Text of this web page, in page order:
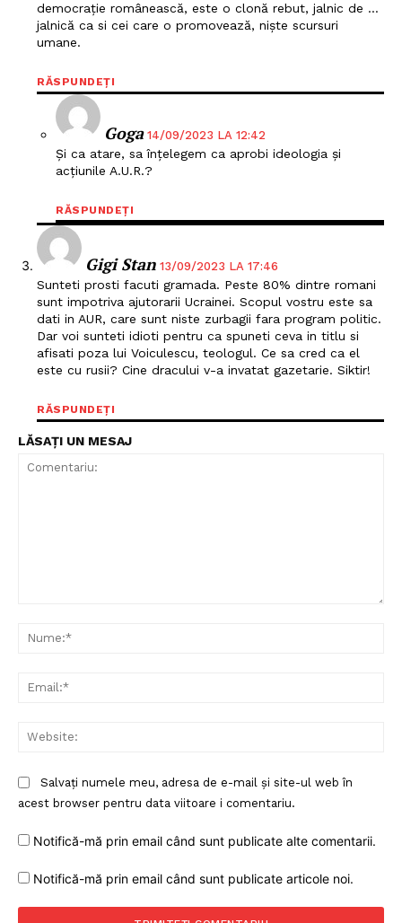
FREEDOM HOUSE ROMÂNIA
PRESShub
Despre noi / Echipa
democrație românească, este o clonă rebut, jalnic de …
jalnică ca si cei care o promovează, niște scursuri
umane.
RĂSPUNDEȚI
Goga 14/09/2023 LA 12:42
Și ca atare, sa înțelegem ca aprobi ideologia și
acțiunile A.U.R.?
RĂSPUNDEȚI
Gigi Stan 13/09/2023 LA 17:46
Sunteti prosti facuti gramada. Peste 80% dintre romani
sunt impotriva ajutorarii Ucrainei. Scopul vostru este sa
dati in AUR, care sunt niste zurbagii fara program politic.
Dar voi sunteti idioti pentru ca spuneti ceva in titlu si
afisati poza lui Voiculescu, teologul. Ce sa cred ca el
este cu rusii? Cine dracului v-a invatat gazetarie. Siktir!
RĂSPUNDEȚI
LĂSAȚI UN MESAJ
Salvați numele meu, adresa de e-mail și site-ul web în
acest browser pentru data viitoare i comentariu.
Notifică-mă prin email când sunt publicate alte comentarii.
Notifică-mă prin email când sunt publicate articole noi.